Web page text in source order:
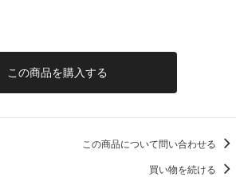
この商品を購入する
この商品について問い合わせる
買い物を続ける